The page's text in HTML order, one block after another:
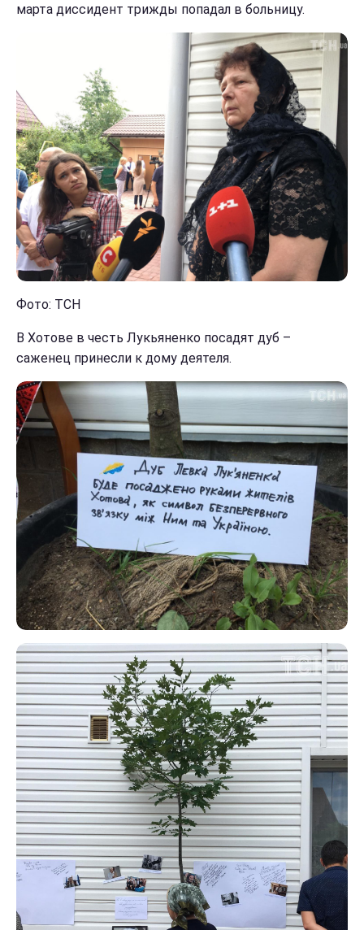
марта диссидент трижды попадал в больницу.
Фото: ТСН
В Хотове в честь Лукьяненко посадят дуб –
саженец принесли к дому деятеля.